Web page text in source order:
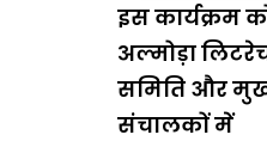
इस कार्यक्रम
अल्मोड़ा
समिति और
संचालकों में